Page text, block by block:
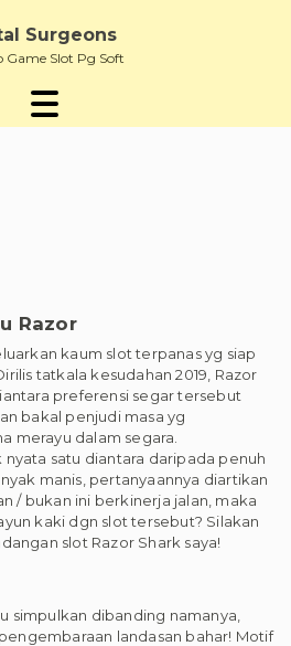
Surgeons
Game Slot Pg Soft
Razor
kaum slot terpanas yg siap
tatkala kesudahan 2019, Razor
preferensi segar tersebut
bakal penjudi masa yg
merayu dalam segara.
nyata satu diantara daripada penuh
manis, pertanyaannya diartikan
/ bukan ini berkinerja jalan, maka
kaki dgn slot tersebut? Silakan
slot Razor Shark saya!
simpulkan dibanding namanya,
landasan bahar! Motif